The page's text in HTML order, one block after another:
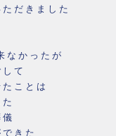
だきました
なかったが
て
ことは
きた